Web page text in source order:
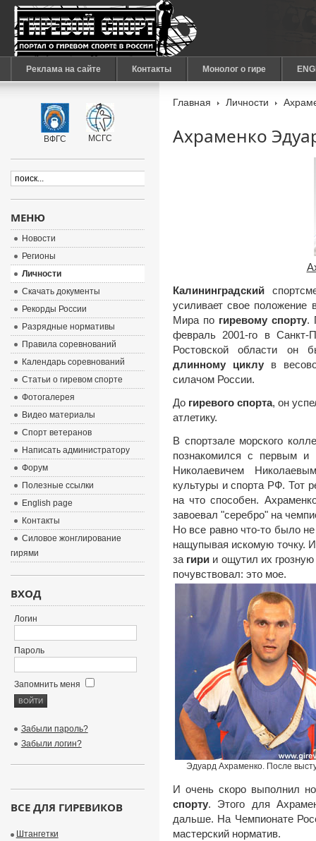
Реклама на сайте Контакты Монолог о гире
Главная Личности
Ахраменко
Калининградский
усиливает свое положение
Мира по гиревому спорту.
февраль 2001-го в Санкт-
Ростовской области он
длинному циклув
силачом России.
До гиревого спорта, он
атлетику.
В спортзале морского
познакомился с первым и
Николаевичем
культуры и спорта РФ. Тот
на что способен.
завоевал "серебро" на
Но все равно что-то было
нащупывая искомую точку.
за гири и ощутил их
почувствовал: это мое.
Эдуард Ахраменко. После
И очень скоро выполнил
спорту. Этого для
дальше. На Чемпионате
мастерский норматив.
ВФГС МСГС
МЕНЮ
Новости
Регионы
Личности
Скачать документы
Рекорды России
Разрядные нормативы
Правила соревнований
Календарь соревнований
Статьи о гиревом спорте
Фотогалерея
Видео материалы
Спорт ветеранов
Написать администратору
Форум
Полезные ссылки
English page
Контакты
Силовое жонглирование
гирями
ВХОД
Логин
Пароль
Запомнить меня
Забыли пароль?
Забыли логин?
ВСЕ ДЛЯ ГИРЕВИКОВ
Штангетки